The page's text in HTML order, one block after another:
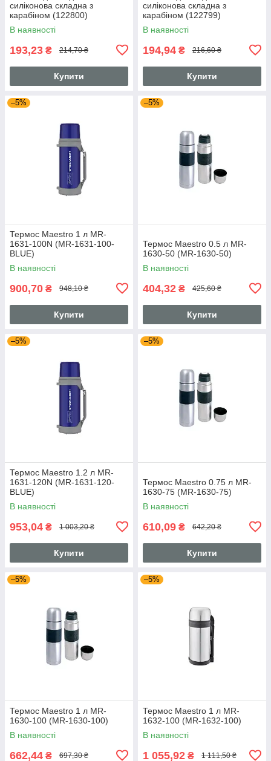
силіконова складна з
карабіном (122800)
В наявності
193,23 ₴ 214,70 ₴
Купити
силіконова складна з
карабіном (122799)
В наявності
194,94 ₴ 216,60 ₴
Купити
–5%
Термос Maestro 1 л MR-
1631-100N (MR-1631-100-
BLUE)
В наявності
900,70 ₴ 948,10 ₴
Купити
–5%
Термос Maestro 0.5 л MR-
1630-50 (MR-1630-50)
В наявності
404,32 ₴ 425,60 ₴
Купити
–5%
Термос Maestro 1.2 л MR-
1631-120N (MR-1631-120-
BLUE)
В наявності
953,04 ₴ 1 003,20 ₴
Купити
–5%
Термос Maestro 0.75 л MR-
1630-75 (MR-1630-75)
В наявності
610,09 ₴ 642,20 ₴
Купити
–5%
Термос Maestro 1 л MR-
1630-100 (MR-1630-100)
В наявності
662,44 ₴ 697,30 ₴
–5%
Термос Maestro 1 л MR-
1632-100 (MR-1632-100)
В наявності
1 055,92 ₴ 1 111,50 ₴